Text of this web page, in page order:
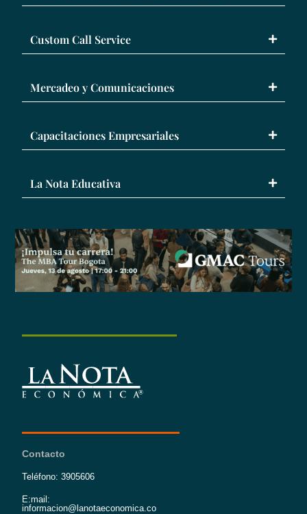
Custom Call Service
Mercadeo y Comunicaciones
Capacitaciones Empresariales
La Nota Educativa
Contacto
Teléfono: 3905606
E:mail:
informacion@lanotaeconomica.co